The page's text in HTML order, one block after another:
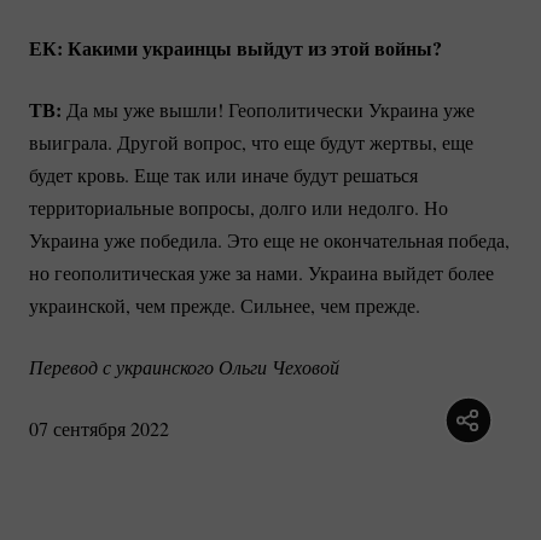
ЕК: Какими украинцы выйдут из этой войны?
ТВ: Да мы уже вышли! Геополитически Украина уже
выиграла. Другой вопрос, что еще будут жертвы, еще
будет кровь. Еще так или иначе будут решаться
территориальные вопросы, долго или недолго. Но
Украина уже победила. Это еще не окончательная победа,
но геополитическая уже за нами. Украина выйдет более
украинской, чем прежде. Сильнее, чем прежде.
Перевод с украинского Ольги Чеховой
07 сентября 2022